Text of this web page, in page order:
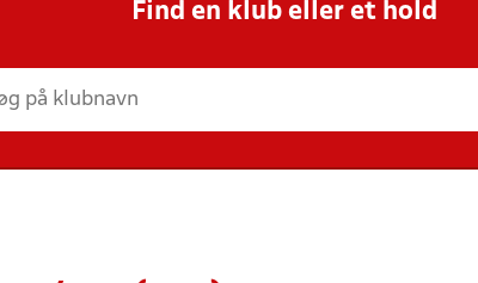
Find en klub eller et hold